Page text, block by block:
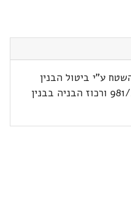
ע"י ביטול הבנין
האמצעי כפי שאושר בתכנית חפ/981 ורכוז הבניה בבנין